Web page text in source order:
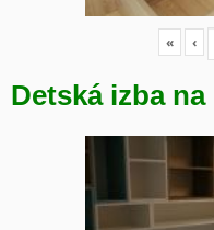
« ‹
Detská izba na